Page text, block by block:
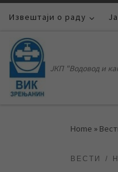
Skip to content
Извештаји о раду
ЈКП "Водовод и
Home »
ВЕСТИ